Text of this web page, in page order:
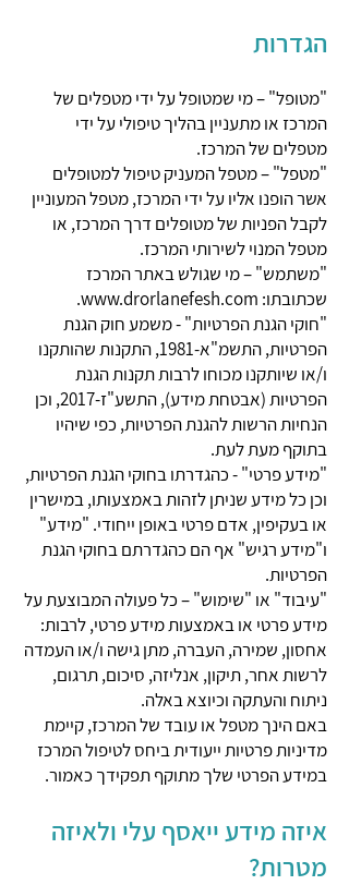
הגדרות
"מטופל" – מי שמטופל על ידי מטפלים של
המרכז או מתעניין בהליך טיפולי על ידי
מטפלים של המרכז.
"מטפל" – מטפל המעניק טיפול למטופלים
אשר הופנו אליו על ידי המרכז, מטפל המעוניין
לקבל הפניות של מטופלים דרך המרכז, או
מטפל המנוי לשירותי המרכז.
"משתמש" – מי שגולש באתר המרכז
שכתובתו: www.drorlanefesh.com
.
"חוקי הגנת הפרטיות" - משמע חוק הגנת
הפרטיות, התשמ"א-1981, התקנות שהותקנו
ו/או שיותקנו מכוחו לרבות תקנות הגנת
הפרטיות (אבטחת מידע), התשע"ז-2017, וכן
הנחיות הרשות להגנת הפרטיות, כפי שיהיו
בתוקף מעת לעת.
"מידע פרטי" - כהגדרתו בחוקי הגנת הפרטיות,
וכן כל מידע שניתן לזהות באמצעותו, במישרין
או בעקיפין, אדם פרטי באופן ייחודי. "מידע"
ו"מידע רגיש" אף הם כהגדרתם בחוקי הגנת
הפרטיות.
"עיבוד" או "שימוש" – כל פעולה המבוצעת על
מידע פרטי או באמצעות מידע פרטי, לרבות:
אחסון, שמירה, העברה, מתן גישה ו/או העמדה
לרשות אחר, תיקון, אנליזה, סיכום, תרגום,
ניתוח והעתקה וכיוצא באלה.
באם הינך מטפל או עובד של המרכז, קיימת
מדיניות פרטיות ייעודית ביחס לטיפול המרכז
במידע הפרטי שלך מתוקף תפקידך כאמור.
איזה מידע ייאסף עלי ולאיזה
מטרות?